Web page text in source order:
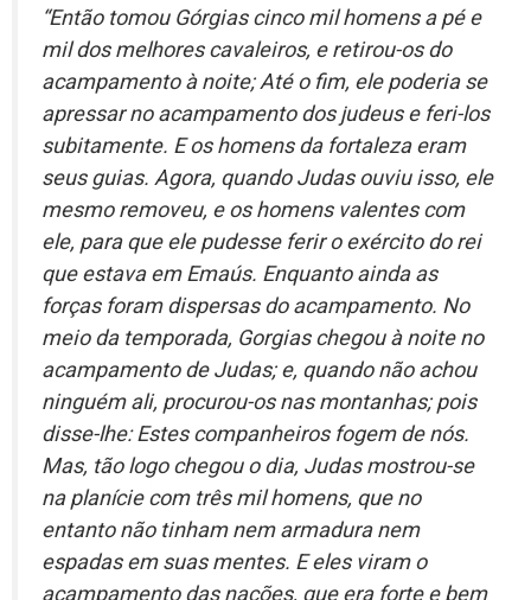
“Então tomou Górgias cinco mil homens a pé e
mil dos melhores cavaleiros, e retirou-os do
acampamento à noite; Até o fim, ele poderia se
apressar no acampamento dos judeus e feri-los
subitamente. E os homens da fortaleza eram
seus guias. Agora, quando Judas ouviu isso, ele
mesmo removeu, e os homens valentes com
ele, para que ele pudesse ferir o exército do rei
que estava em Emaús. Enquanto ainda as
forças foram dispersas do acampamento. No
meio da temporada, Gorgias chegou à noite no
acampamento de Judas; e, quando não achou
ninguém ali, procurou-os nas montanhas; pois
disse-lhe: Estes companheiros fogem de nós.
Mas, tão logo chegou o dia, Judas mostrou-se
na planície com três mil homens, que no
entanto não tinham nem armadura nem
espadas em suas mentes. E eles viram o